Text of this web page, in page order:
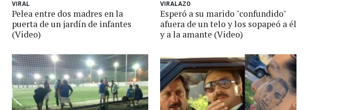
VIRAL
Pelea entre dos madres en la
puerta de un jardín de infantes
(Video)
VIRALAZO
Esperó a su marido "confundido"
afuera de un telo y los sopapeó a él
y a la amante (Video)